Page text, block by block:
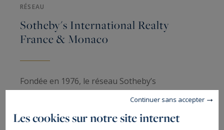
RÉSEAU
Sotheby's International Realty
France & Monaco
Fondée en 1976, le réseau Sotheby’s
International Realty France & Monaco est un
dans de nombreuses régions françaises et dans
Les cookies sur notre site internet
Continuer sans accepter